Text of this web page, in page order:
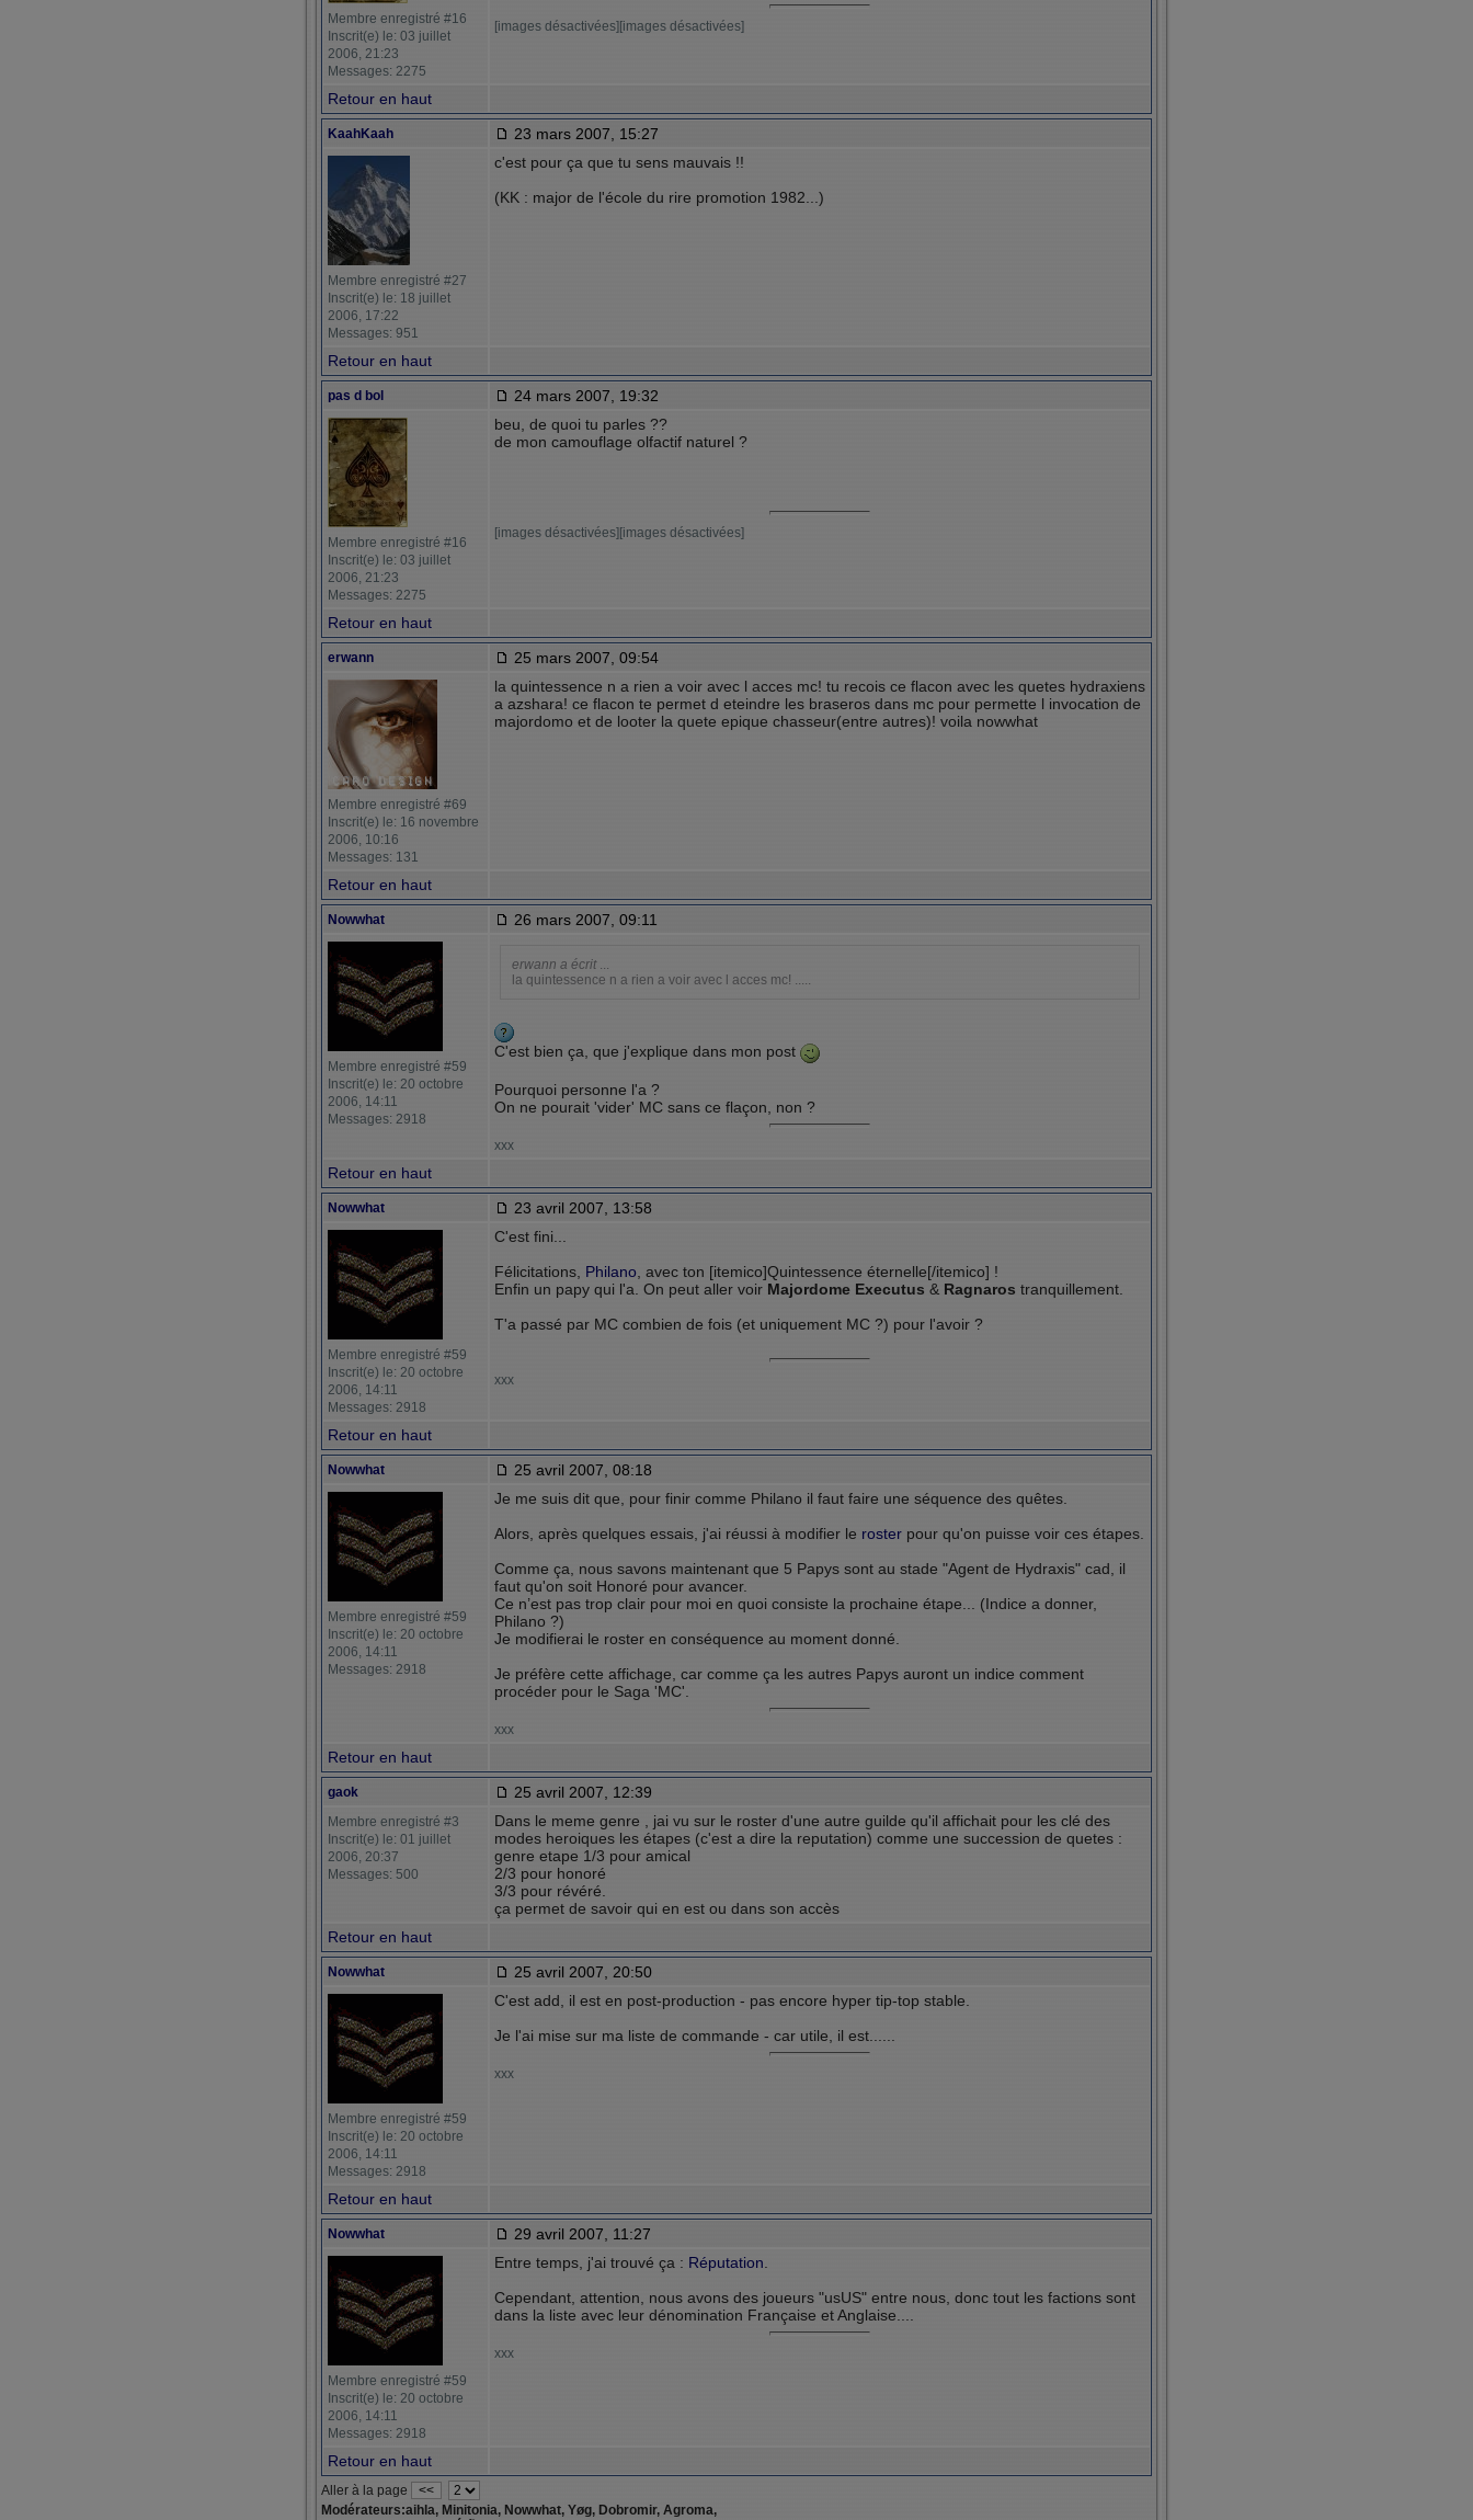
Membre enregistré #16
Inscrit(e) le: 03 juillet
2006, 21:23
Messages: 2275
[images désactivées][images désactivées]
Retour en haut
KaahKaah 23 mars 2007, 15:27
Membre enregistré #27
Inscrit(e) le: 18 juillet
2006, 17:22
Messages: 951
c'est pour ça que tu sens mauvais !!
(KK : major de l'école du rire promotion 1982...)
Retour en haut
pas d bol 24 mars 2007, 19:32
Membre enregistré #16
Inscrit(e) le: 03 juillet
2006, 21:23
Messages: 2275
beu, de quoi tu parles ??
de mon camouflage olfactif naturel ?
[images désactivées][images désactivées]
Retour en haut
erwann 25 mars 2007, 09:54
Membre enregistré #69
Inscrit(e) le: 16 novembre
2006, 10:16
Messages: 131
la quintessence n a rien a voir avec l acces mc! tu recois ce flacon avec les quetes hydraxiens
a azshara! ce flacon te permet d eteindre les braseros dans mc pour permette l invocation de
majordomo et de looter la quete epique chasseur(entre autres)! voila nowwhat
Retour en haut
Nowwhat 26 mars 2007, 09:11
Membre enregistré #59
Inscrit(e) le: 20 octobre
2006, 14:11
Messages: 2918
erwann a écrit...
la quintessence n a rien a voir avec l acces mc! .....
C'est bien ça, que j'explique dans mon post
Pourquoi personne l'a ?
On ne pourait 'vider' MC sans ce flaçon, non ?
xxx
Retour en haut
Nowwhat 23 avril 2007, 13:58
Membre enregistré #59
Inscrit(e) le: 20 octobre
2006, 14:11
Messages: 2918
C'est fini...
Félicitations, Philano , avec ton [itemico]Quintessence éternelle[/itemico] !
Enfin un papy qui l'a. On peut aller voir Majordome Executus & Ragnaros tranquillement.
T'a passé par MC combien de fois (et uniquement MC ?) pour l'avoir ?
xxx
Retour en haut
Nowwhat 25 avril 2007, 08:18
Membre enregistré #59
Inscrit(e) le: 20 octobre
2006, 14:11
Messages: 2918
Je me suis dit que, pour finir comme Philano il faut faire une séquence des quêtes.
Alors, après quelques essais, j'ai réussi à modifier le rosterpour qu'on puisse voir ces étapes.
Comme ça, nous savons maintenant que 5 Papys sont au stade "Agent de Hydraxis" cad, il
faut qu'on soit Honoré pour avancer.
Ce n’est pas trop clair pour moi en quoi consiste la prochaine étape... (Indice a donner,
Philano ?)
Je modifierai le roster en conséquence au moment donné.
Je préfère cette affichage, car comme ça les autres Papys auront un indice comment
procéder pour le Saga 'MC'.
xxx
Retour en haut
gaok 25 avril 2007, 12:39
Membre enregistré #3
Inscrit(e) le: 01 juillet
2006, 20:37
Messages: 500
Dans le meme genre , jai vu sur le roster d'une autre guilde qu'il affichait pour les clé des
modes heroiques les étapes (c'est a dire la reputation) comme une succession de quetes :
genre etape 1/3 pour amical
2/3 pour honoré
3/3 pour révéré.
ça permet de savoir qui en est ou dans son accès
Retour en haut
Nowwhat 25 avril 2007, 20:50
Membre enregistré #59
Inscrit(e) le: 20 octobre
2006, 14:11
Messages: 2918
C'est add, il est en post-production - pas encore hyper tip-top stable.
Je l'ai mise sur ma liste de commande - car utile, il est......
xxx
Retour en haut
Nowwhat 29 avril 2007, 11:27
Membre enregistré #59
Inscrit(e) le: 20 octobre
2006, 14:11
Messages: 2918
Entre temps, j'ai trouvé ça : Réputation
Cependant, attention, nous avons des joueurs "usUS" entre nous, donc tout les factions sont
dans la liste avec leur dénomination Française et Anglaise....
xxx
Retour en haut
Aller à la page
<<
Modérateurs:aihla, Minitonia, Nowwhat, Yøg, Dobromir, Agroma,